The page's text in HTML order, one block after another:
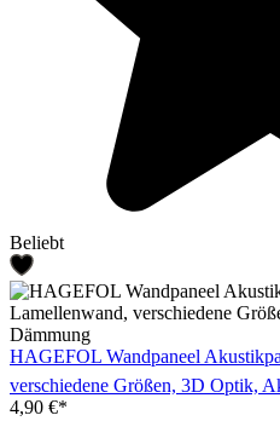
Beliebt
HAGEFOL Wandpaneel
verschiedene Größen, 3D Optik,
4,90 €*